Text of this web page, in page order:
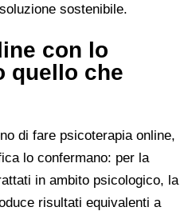
sostenibile.
con lo
quello che
di fare psicoterapia online,
lo confermano: per la
in ambito psicologico, la
risultati equivalenti a